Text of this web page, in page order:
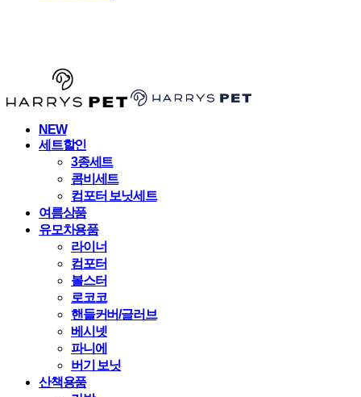
NEW
세트할인
3종세트
콤비세트
컴포터 보닛세트
여름상품
유모차용품
라이너
컴포터
볼스터
로코코
핸들커버/글러브
베시넷
파니에
버기 보닛
산책용품